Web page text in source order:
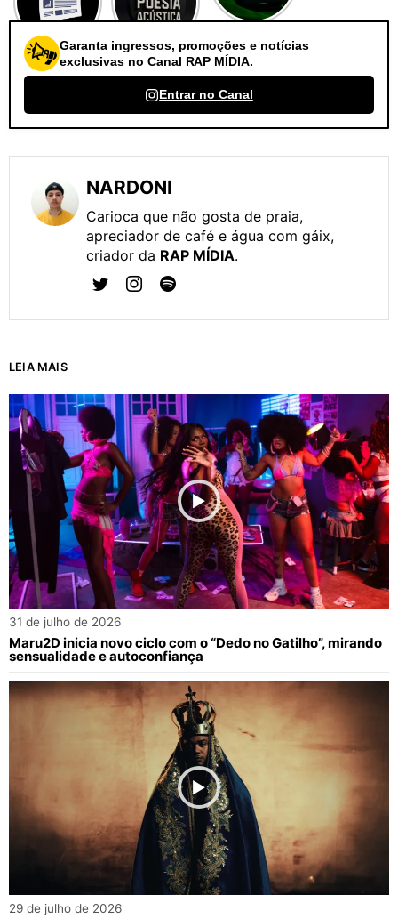
Garanta ingressos, promoções e notícias
exclusivas no Canal RAP MÍDIA.
Entrar no Canal
NARDONI
Carioca que não gosta de praia,
apreciador de café e água com gáix,
criador da RAP MÍDIA.
LEIA MAIS
31 de julho de 2026
Maru2D inicia novo ciclo com o “Dedo no Gatilho”, mirando
sensualidade e autoconfiança
29 de julho de 2026